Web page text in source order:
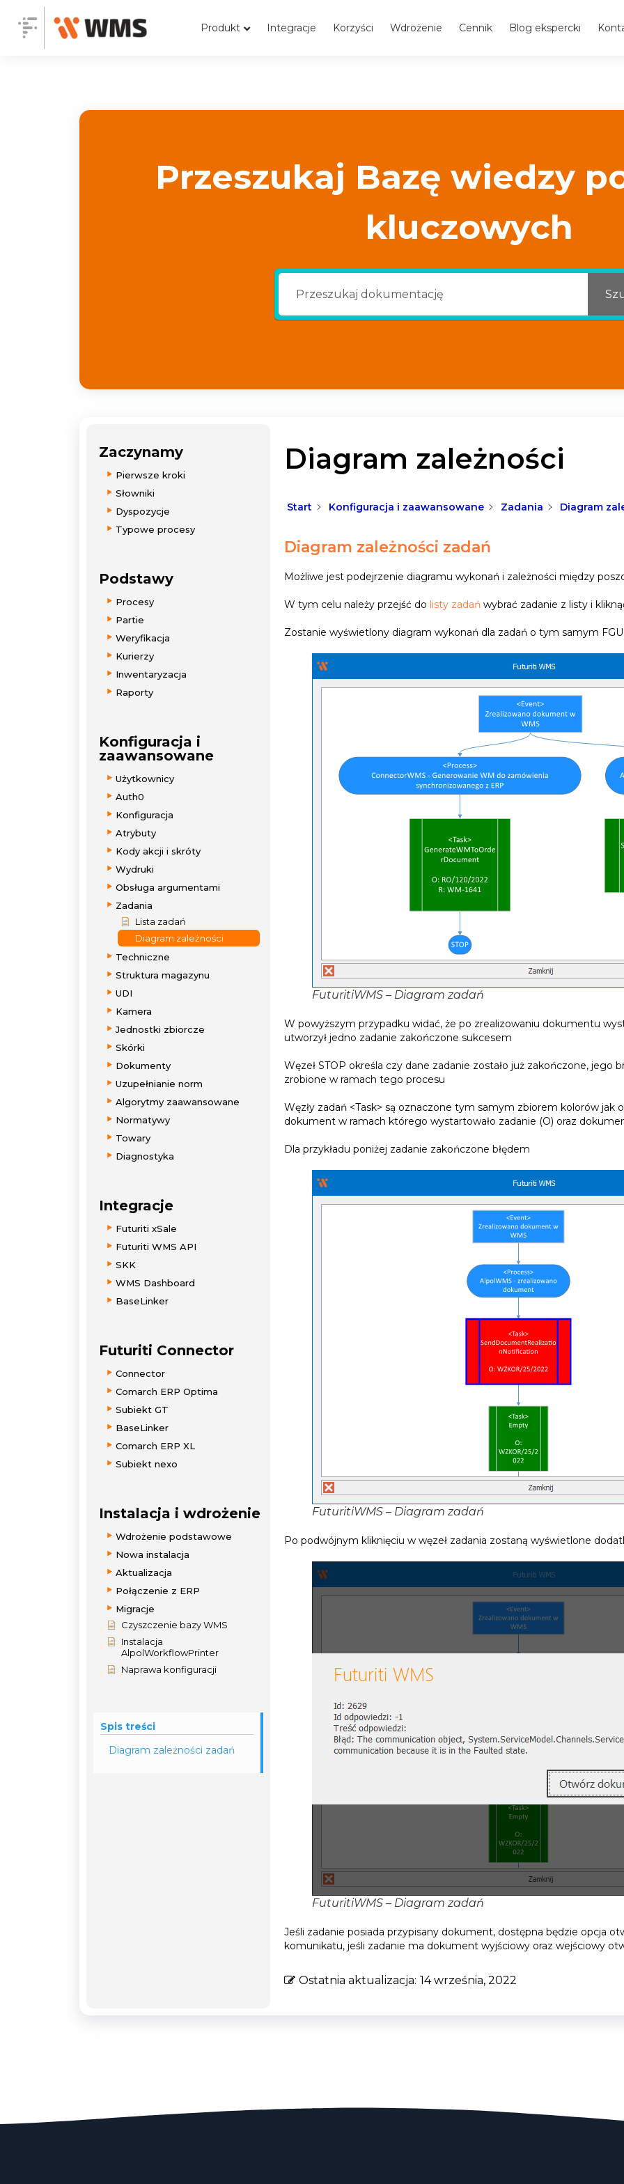
Produkt Integracje Korzyści Wdrożenie Cennik Blog ekspercki
Przeszukaj Bazę wiedzy
kluczowych
Zaczynamy
Pierwsze kroki
Słowniki
Dyspozycje
Typowe procesy
Podstawy
Procesy
Partie
Weryfikacja
Kurierzy
Inwentaryzacja
Raporty
Konfiguracja i
zaawansowane
Użytkownicy
Auth0
Konfiguracja
Atrybuty
Kody akcji i skróty
Wydruki
Obsługa argumentami
Zadania
Lista zadań
Diagram zależności
Techniczne
Struktura magazynu
UDI
Kamera
Jednostki zbiorcze
Skórki
Dokumenty
Uzupełnianie norm
Algorytmy zaawansowane
Normatywy
Towary
Diagnostyka
Integracje
Futuriti xSale
Futuriti WMS API
SKK
WMS Dashboard
BaseLinker
Futuriti Connector
Connector
Comarch ERP Optima
Subiekt GT
BaseLinker
Comarch ERP XL
Subiekt nexo
Instalacja i wdrożenie
Wdrożenie podstawowe
Nowa instalacja
Aktualizacja
Połączenie z ERP
Migracje
Czyszczenie bazy WMS
Instalacja
AlpolWorkflowPrinter
Naprawa konfiguracji
Spis treści
Diagram zależności zadań
Diagram zależności
Start Konfiguracja i zaawansowane Zadania Diagram
Diagram zależności zadań
Możliwe jest podejrzenie diagramu wykonań i zależności między
W tym celu należy przejść do listy zadań wybrać zadanie z listy i
Zostanie wyświetlony diagram wykonań dla zadań o tym samym
FuturitiWMS – Diagram zadań
W powyższym przypadku widać, że po zrealizowaniu dokumentu
utworzył jedno zadanie zakończone sukcesem
Węzeł STOP określa czy dane zadanie zostało już zakończone, jego
zrobione w ramach tego procesu
Węzły zadań <Task> są oznaczone tym samym zbiorem kolorów jak
dokument w ramach którego wystartowało zadanie (O) oraz
Dla przykładu poniżej zadanie zakończone błędem
FuturitiWMS – Diagram zadań
Po podwójnym kliknięciu w węzeł zadania zostaną wyświetlone
FuturitiWMS – Diagram zadań
Jeśli zadanie posiada przypisany dokument, dostępna będzie opcja
komunikatu, jeśli zadanie ma dokument wyjściowy oraz wejściowy
Ostatnia aktualizacja: 14 września, 2022